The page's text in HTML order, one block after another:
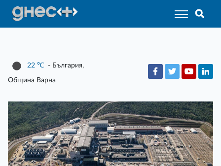
22 ℃ - България,
Община Варна